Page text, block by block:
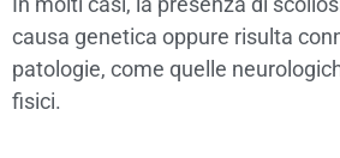
causa genetica oppure risulta
patologie, come quelle
fisici.